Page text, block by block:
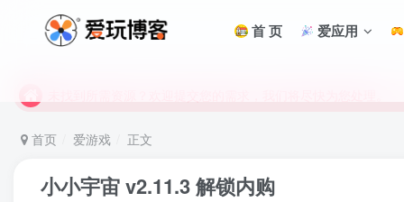
首 页 爱应用
未找到所需资源？欢迎提交您的需求，我们将尽快为您处理。
首页 爱游戏 正文
小小宇宙 v2.11.3 解锁内购